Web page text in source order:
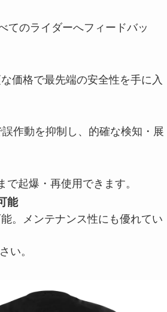
てのライダーへフィードバッ
価格で最先端の安全性を手に入
作動を抑制し、的確な検知・展
起爆・再使用できます。
能
。メンテナンス性にも優れてい
い。